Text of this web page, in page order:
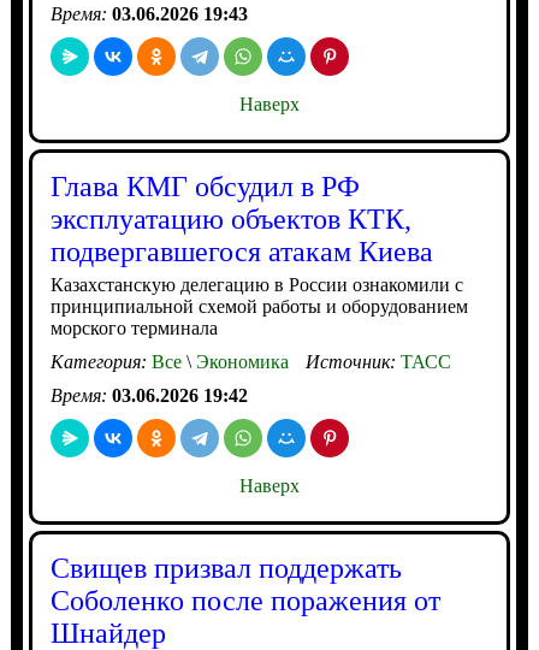
Время: 03.06.2026 19:43
Наверх
Глава КМГ обсудил в РФ
эксплуатацию объектов КТК,
подвергавшегося атакам Киева
Казахстанскую делегацию в России ознакомили с
принципиальной схемой работы и оборудованием
морского терминала
Категория: Все\Экономика Источник: ТАСС
Время: 03.06.2026 19:42
Наверх
Свищев призвал поддержать
Соболенко после поражения от
Шнайдер